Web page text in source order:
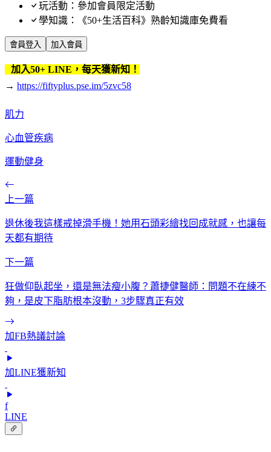
玩活動：參加會員限定活動
學知識：《50+生活百科》熟齡知識庫免費看
會員登入 加入會員
加入50+ LINE，每天獲新知！
→ https://fiftyplus.pse.im/5zvc58
肌力
心血管疾病
運動健身
上一篇
退休後我這樣戒掉滑手機！她用石頭彩繪找回成就感，也讓每
天都有期待
下一篇
狂做仰臥起坐，還是無法瘦小腹？蕭捷健醫師：問題不在練不
夠，是皮下脂肪根本沒動，3步驟真正有效
加FB熱議討論
加LINE獲新知
f
LINE